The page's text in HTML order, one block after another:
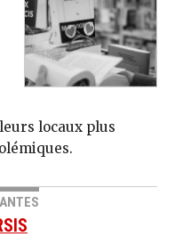
locaux plus